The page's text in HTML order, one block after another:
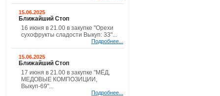
15.06.2025
Ближайший Стоп
16 июня в 21.00 в закупке "Орехи
сухофрукты сладости Выкуп: 33"...
Подробнее...
15.06.2025
Ближайший Стоп
17 июня в 21.00 в закупке "МЁД,
МЕДОВЫЕ КОМПОЗИЦИИ,
Выкуп-69"...
Подробнее...